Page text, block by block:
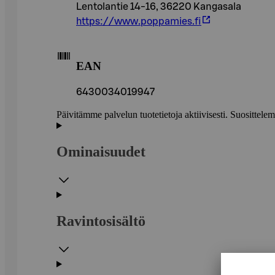
Lentolantie 14-16, 36220 Kangasala
https://www.poppamies.fi
EAN
6430034019947
Päivitämme palvelun tuotetietoja aktiivisesti.
Ominaisuudet
Ravintosisältö